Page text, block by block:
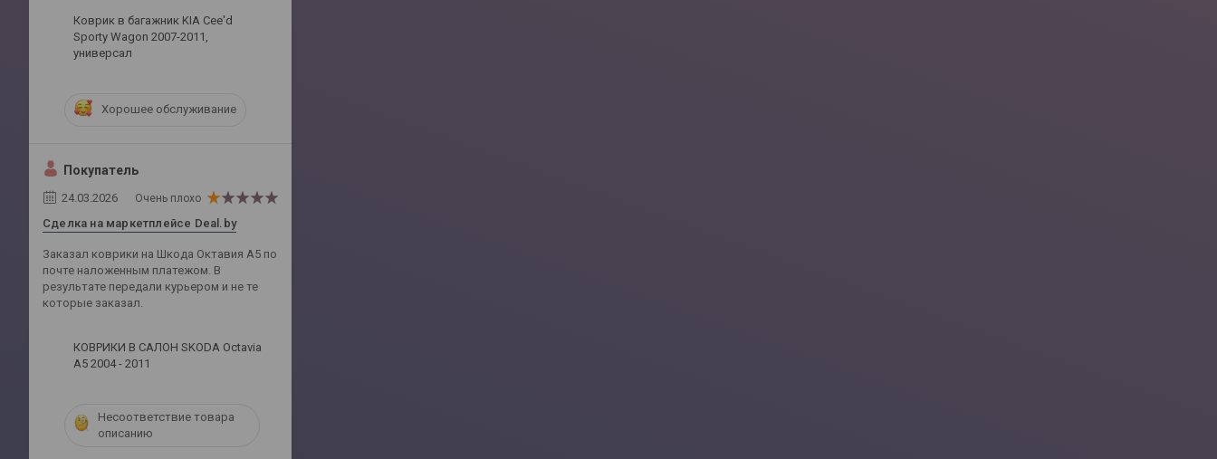
Коврик в багажник KIA Cee'd
Sporty Wagon 2007-2011,
универсал
Хорошее обслуживание
Покупатель
24.03.2026 Очень плохо
Сделка на маркетплейсе Deal.by
Заказал коврики на Шкода Октавия А5 по
почте наложенным платежом. В
результате передали курьером и не те
которые заказал.
КОВРИКИ В САЛОН SKODA Octavia
A5 2004 - 2011
Несоответствие товара
описанию